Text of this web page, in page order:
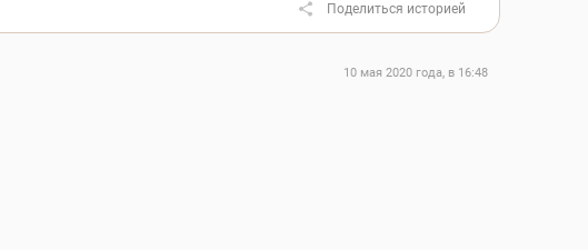
Поделиться историей
10 мая 2020 года, в 16:48